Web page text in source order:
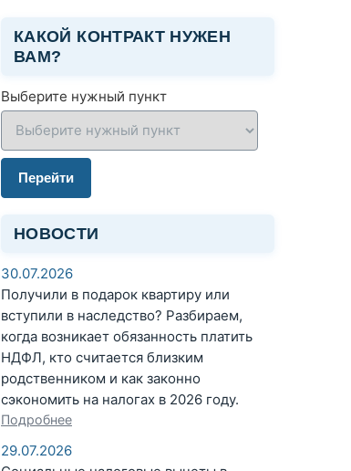
КАКОЙ КОНТРАКТ НУЖЕН
ВАМ?
Выберите нужный пункт
Перейти
НОВОСТИ
30.07.2026
Получили в подарок квартиру или
вступили в наследство? Разбираем,
когда возникает обязанность платить
НДФЛ, кто считается близким
родственником и как законно
сэкономить на налогах в 2026 году.
Подробнее
29.07.2026